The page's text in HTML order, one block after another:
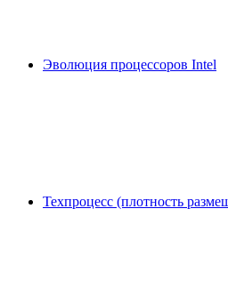
Эволюция процессоров Intel
Техпроцесс (плотность